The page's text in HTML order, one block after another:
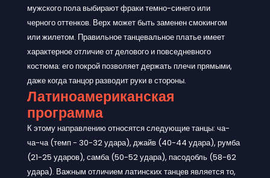
мужского пола выбирают фраки темно-синего или
черного оттенков. Верх может быть заменен смокингом
или жилетом. Правильное танцевальное платье имеет
характерное отличие от делового и повседневного
костюма: его покрой позволяет держать плечи прямыми,
даже когда танцор разводит руки в стороны.
Латиноамериканская
программа
К этому направлению относятся следующие танцы: ча-
ча-ча (темп - 30-32 удара), джайв (40-44 удара), румба
(21-25 ударов), самба (50-52 удара), пасодобль (58-62
удара). Важным отличием латинских танцев является то,